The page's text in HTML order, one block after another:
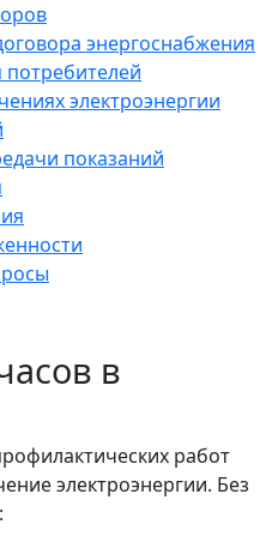
энергоснабжения
электроэнергии
показаний
в
работ
электроэнергии. Без